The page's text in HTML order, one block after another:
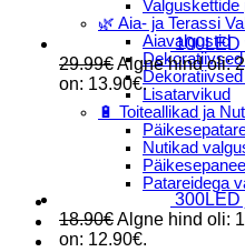
Valguskettide
🌿 Aia- ja Terassi
Aiavalgustid
Lisatarvikud
🔋 Toiteallikad ja
Nutikad
Patareidega
Päikeselaternad Lumiz
Valguskettide
Blogi
100LED
29.99€Algne hind oli:
on: 13.90€.
300LED
18.90€Algne hind oli:
on: 12.90€.